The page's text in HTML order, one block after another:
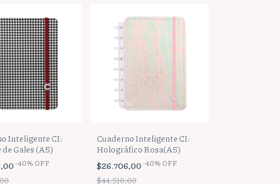
Inteligente CI:
Gales (A5)
-40% OFF
Cuaderno Inteligente CI:
Holográfico Rosa(A5)
$26.706,00-40% OFF
$44.510,00